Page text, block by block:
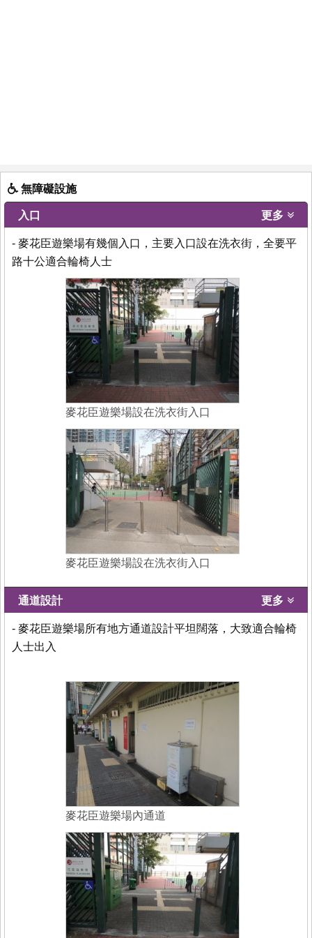
無障礙設施
入口 更多
- 麥花臣遊樂場有幾個入口，主要入口設在洗衣街，全要平
路十公適合輪椅人士
麥花臣遊樂場設在洗衣街入口
麥花臣遊樂場設在洗衣街入口
通道設計 更多
- 麥花臣遊樂場所有地方通道設計平坦闊落，大致適合輪椅
人士出入
麥花臣遊樂場內通道